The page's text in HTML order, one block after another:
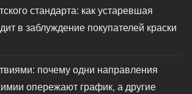
стандарта: как устаревшая
в заблуждение покупателей краски
почему одни направления
опережают график, а другие